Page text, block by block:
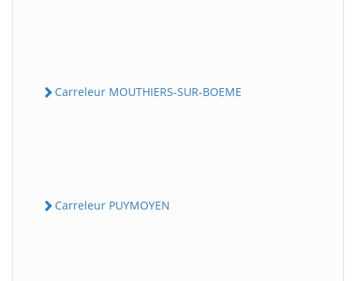
Carreleur MOUTHIERS-SUR-BOEME
Carreleur PUYMOYEN